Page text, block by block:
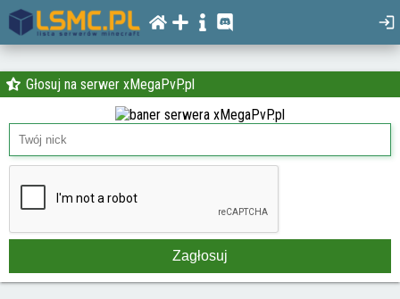
Głosuj na serwer xMegaPvP.pl
Zagłosuj